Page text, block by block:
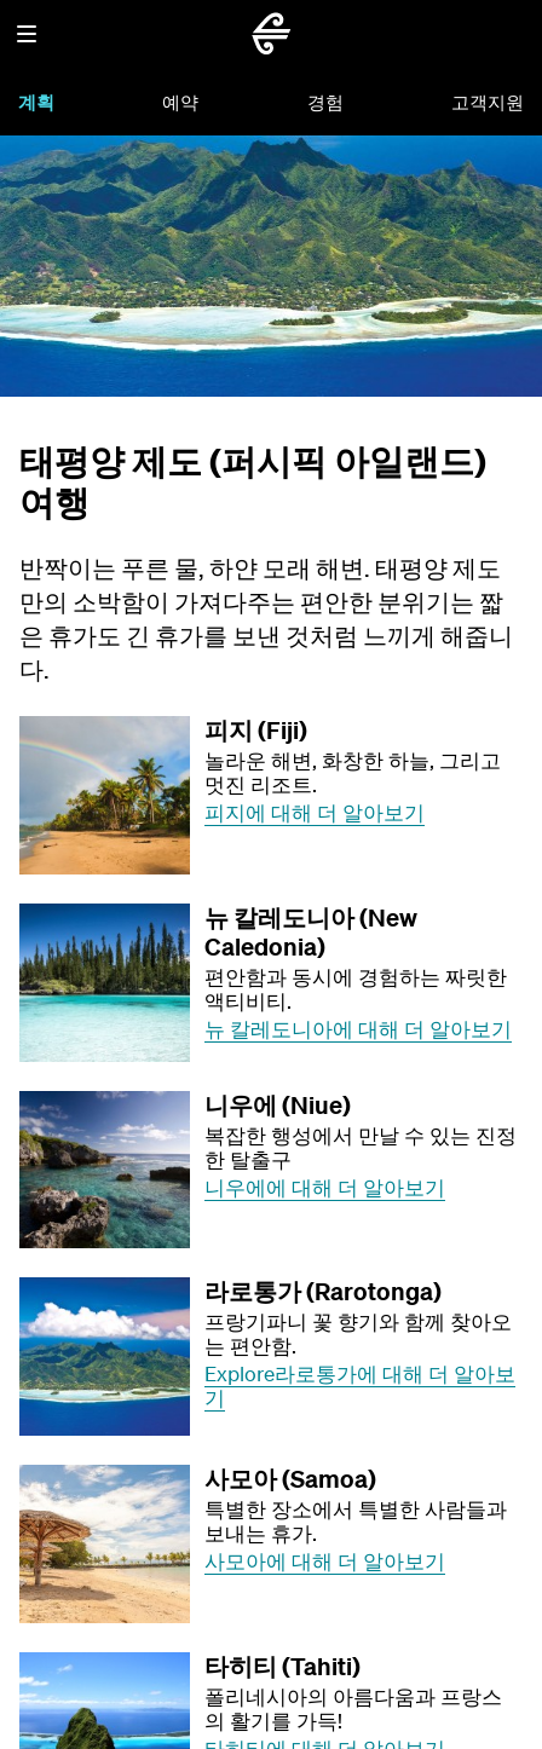
계획 예약 경험 고객지원
태평양 제도 (퍼시픽 아일랜드)
여행
반짝이는 푸른 물, 하얀 모래 해변. 태평양 제도
만의 소박함이 가져다주는 편안한 분위기는 짧
은 휴가도 긴 휴가를 보낸 것처럼 느끼게 해줍니
다.
피지 (Fiji)
놀라운 해변, 화창한 하늘, 그리고
멋진 리조트.
피지에 대해 더 알아보기
뉴 칼레도니아 (New
Caledonia)
편안함과 동시에 경험하는 짜릿한
액티비티.
뉴 칼레도니아에 대해 더 알아보기
니우에 (Niue)
복잡한 행성에서 만날 수 있는 진정
한 탈출구
니우에에 대해 더 알아보기
라로통가 (Rarotonga)
프랑기파니 꽃 향기와 함께 찾아오
는 편안함.
Explore라로통가에 대해 더 알아보
기
사모아 (Samoa)
특별한 장소에서 특별한 사람들과
보내는 휴가.
사모아에 대해 더 알아보기
타히티 (Tahiti)
폴리네시아의 아름다움과 프랑스
의 활기를 가득!